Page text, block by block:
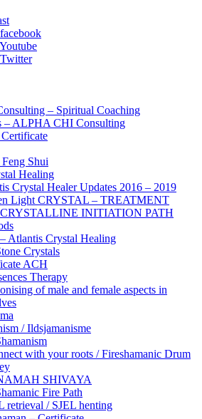
– Spiritual Coaching
– ALPHA CHI Consulting
Shui
Healing
Crystal Healer Updates 2016 – 2019
Light CRYSTAL – TREATMENT
INITIATION PATH
Atlantis Crystal Healing
Crystals
ACH
Therapy
of male and female aspects in
/ Ildsjamanisme
with your roots / Fireshamanic Drum
SHIVAYA
Fire Path
retrieval / SJEL henting